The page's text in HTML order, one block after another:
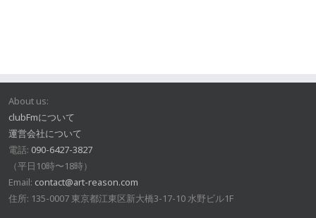
About us:
clubFmについて
運営会社について
電話: 090-6427-3827
（平日10時〜18時）
Email: contact@art-reason.com
住所: 135-0007 東京都江東区新大橋3-17-10 水野ビル1F